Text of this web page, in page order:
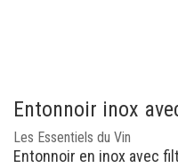
Entonnoir inox
Les Essentiels du Vin
Entonnoir en inox avec